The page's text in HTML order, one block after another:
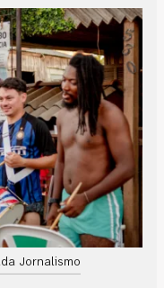
Jornalismo